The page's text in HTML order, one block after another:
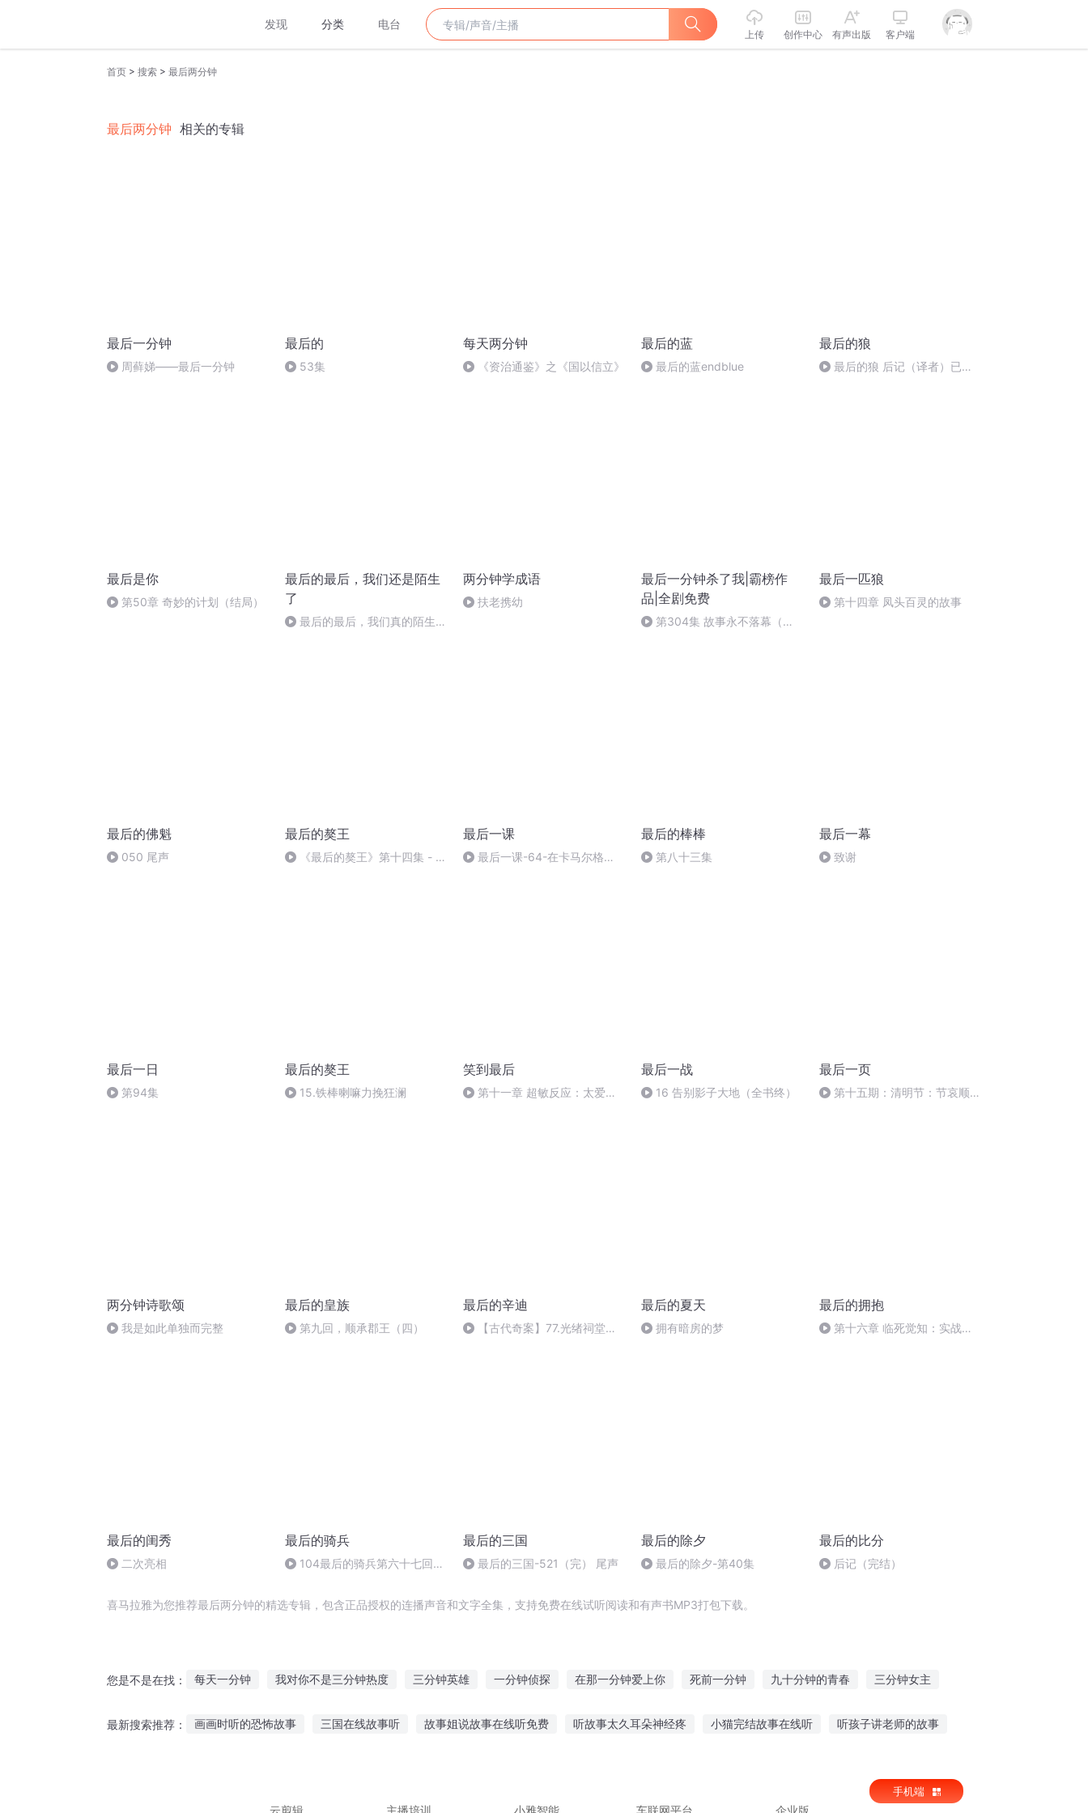
发现 分类 电台
上传 创作中心 有声出版 客户端
首页 > 搜索 > 最后两分钟
最后两分钟 相关的专辑
最后一分钟
周藓娣——最后一分钟
最后的
53集
每天两分钟
《资治通鉴》之《国以信立》
最后的蓝
最后的蓝endblue
最后的狼
最后的狼 后记（译者）已完
最后是你
第50章 奇妙的计划（结局）
最后的最后，我们还是陌生
了
最后的最后，我们真的陌生
两分钟学成语
扶老携幼
最后一分钟杀了我|霸榜作
品|全剧免费
第304集 故事永不落幕（完
最后一匹狼
第十四章 凤头百灵的故事
最后的佛魁
050 尾声
最后的獒王
《最后的獒王》第十四集 - 狼
最后一课
最后一课-64-在卡马尔格
最后的棒棒
第八十三集
最后一幕
致谢
最后一日
第94集
最后的獒王
15.铁棒喇嘛力挽狂澜
笑到最后
第十一章 超敏反应：太爱干
最后一战
16 告别影子大地（全书终）
最后一页
第十五期：清明节：节哀顺
两分钟诗歌颂
我是如此单独而完整
最后的皇族
第九回，顺承郡王（四）
最后的辛迪
【古代奇案】77.光绪祠堂丑
最后的夏天
拥有暗房的梦
最后的拥抱
第十六章 临死觉知：实战手
最后的闺秀
二次亮相
最后的骑兵
104最后的骑兵第六十七回_
最后的三国
最后的三国-521（完） 尾声
最后的除夕
最后的除夕-第40集
最后的比分
后记（完结）
喜马拉雅为您推荐最后两分钟的精选专辑，包含正品授权的连播声音和文字全集，支持免费在线试听阅读和有声书MP3打包下载。
您是不是在找： 每天一分钟 我对你不是三分钟热度 三分钟英雄 一分钟侦探 在那一分钟爱上你 死前一分钟 九十分钟的青春 三分钟女主
最新搜索推荐： 画画时听的恐怖故事 三国在线故事听 故事姐说故事在线听免费 听故事太久耳朵神经疼 小猫完结故事在线听 听孩子讲老师的故事
云剪辑
主播培训 小雅智能 车联网平台 企业版
手机端